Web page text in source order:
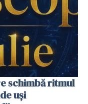
schimbă ritmul
uși